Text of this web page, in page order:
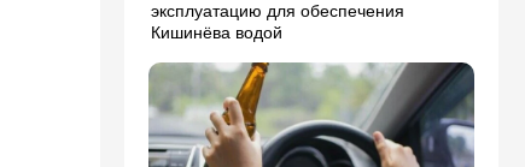
эксплуатацию для обеспечения
Кишинёва водой